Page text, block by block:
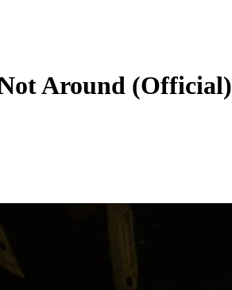
Around (Official)